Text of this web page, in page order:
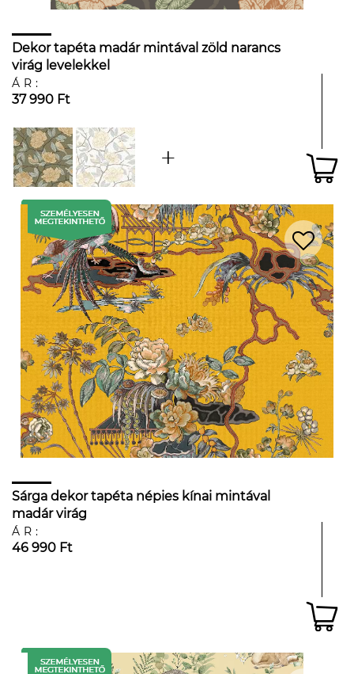
Dekor tapéta madár mintával zöld narancs
virág levelekkel
ÁR:
37 990 Ft
Sárga dekor tapéta népies kínai mintával
madár virág
ÁR:
46 990 Ft